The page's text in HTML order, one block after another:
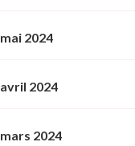
mai 2024
avril 2024
mars 2024